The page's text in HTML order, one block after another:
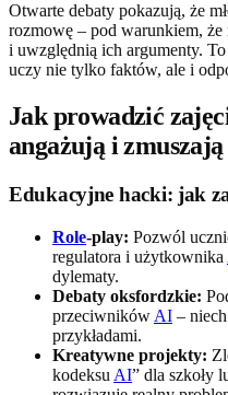
Otwarte debaty pokazują, że
rozmowę – pod warunkiem, że
i uwzględnią ich argumenty.
uczy nie tylko faktów, ale i
Jak prowadzić
angażują i
Edukacyjne hacki: jak
Role-play: Pozwól
regulatora i użytkownika
dylematy.
Debaty oksfordzkie:
przeciwników AI –
przykładami.
Kreatywne projekty:
kodeksu AI” dla szkoły